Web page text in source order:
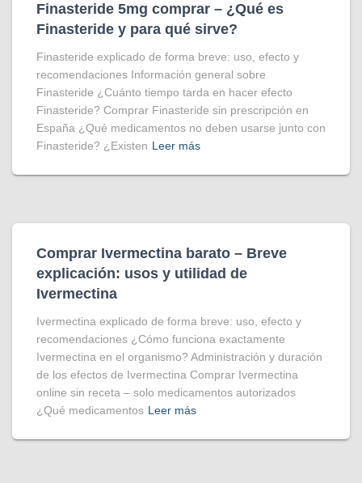
Finasteride 5mg comprar – ¿Qué es
Finasteride y para qué sirve?
Finasteride explicado de forma breve: uso, efecto y
recomendaciones Información general sobre
Finasteride ¿Cuánto tiempo tarda en hacer efecto
Finasteride? Comprar Finasteride sin prescripción en
España ¿Qué medicamentos no deben usarse junto con
Finasteride? ¿Existen Leer más
Comprar Ivermectina​ barato – Breve
explicación: usos y utilidad de
Ivermectina
Ivermectina explicado de forma breve: uso, efecto y
recomendaciones ¿Cómo funciona exactamente
Ivermectina en el organismo? Administración y duración
de los efectos de Ivermectina Comprar Ivermectina
online sin receta – solo medicamentos autorizados
¿Qué medicamentos Leer más